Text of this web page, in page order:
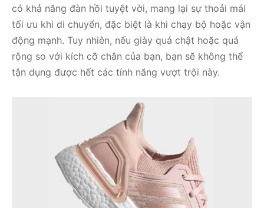
có khả năng đàn hồi tuyệt vời, mang lại sự thoải mái
tối ưu khi di chuyển, đặc biệt là khi chạy bộ hoặc vận
động mạnh. Tuy nhiên, nếu giày quá chật hoặc quá
rộng so với kích cỡ chân của bạn, bạn sẽ không thể
tận dụng được hết các tính năng vượt trội này.